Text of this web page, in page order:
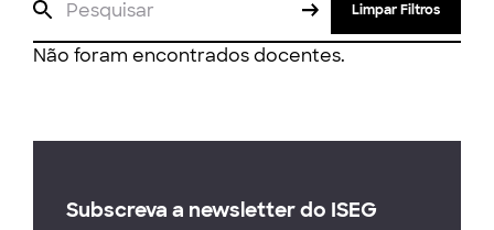
Limpar Filtros
Não foram encontrados docentes.
Subscreva a newsletter do ISEG